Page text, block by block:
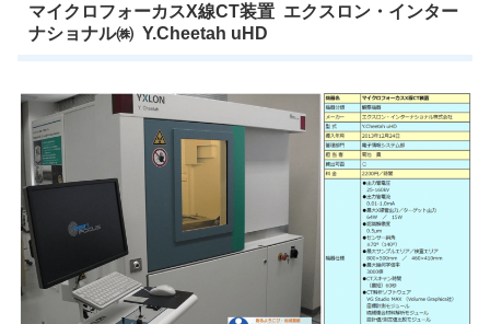
マイクロフォーカスX線CT装置 エクスロン・インター
ナショナル㈱ Y.Cheetah uHD